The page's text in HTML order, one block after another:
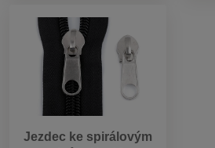
Jezdec ke spirálovým